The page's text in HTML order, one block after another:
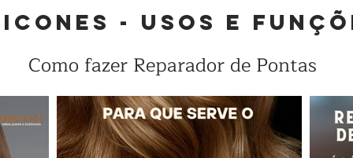
- usos e
Como fazer Reparador de Pontas